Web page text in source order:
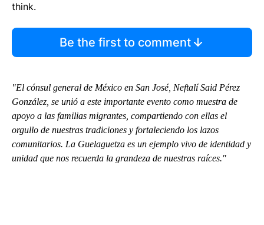
think.
Be the first to comment
"El cónsul general de México en San José, Neftalí Said Pérez
González, se unió a este importante evento como muestra de
apoyo a las familias migrantes, compartiendo con ellas el
orgullo de nuestras tradiciones y fortaleciendo los lazos
comunitarios. La Guelaguetza es un ejemplo vivo de identidad y
unidad que nos recuerda la grandeza de nuestras raíces."